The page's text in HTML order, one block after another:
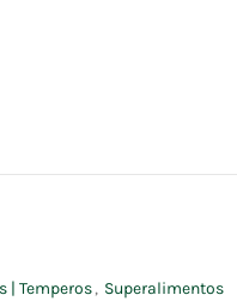
| Temperos, Superalimentos